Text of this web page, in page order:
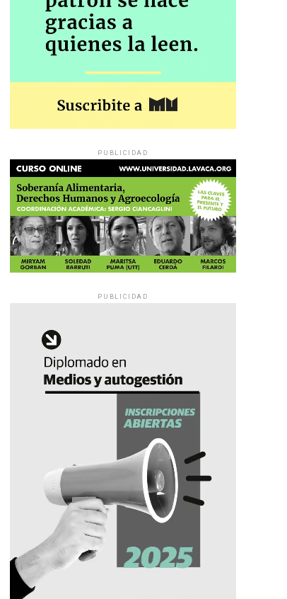
PUBLICIDAD
PUBLICIDAD